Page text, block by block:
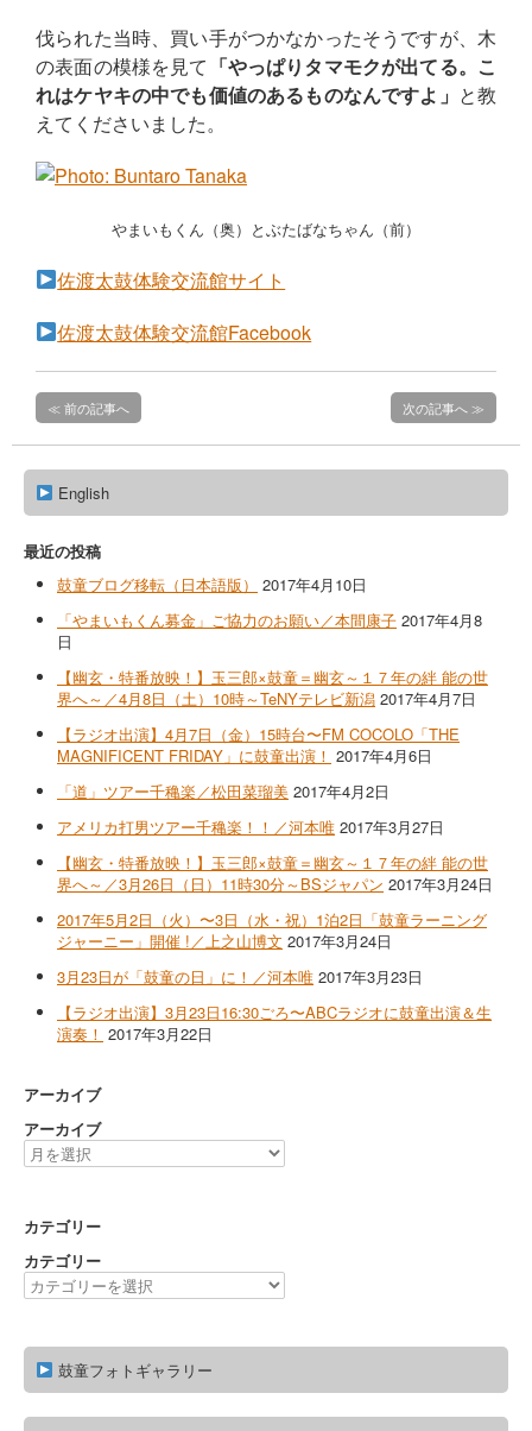
伐られた当時、買い手がつかなかったそうですが、木
の表面の模様を見て 「やっぱりタマモクが出てる。こ
れはケヤキの中でも価値のあるものなんですよ」 と教
えてくださいました。
やまいもくん（奥）とぶたばなちゃん（前）
佐渡太鼓体験交流館サイト
佐渡太鼓体験交流館Facebook
≪ 前の記事へ 次の記事へ ≫
English
最近の投稿
鼓童ブログ移転（日本語版）
2017年4月10日
「やまいもくん募金」ご協力のお願い／本間康子 2017年4月8
日
【幽玄・特番放映！】玉三郎×鼓童＝幽玄～１７年の絆 能の世
界へ～／4月8日（土）10時～TeNYテレビ新潟 2017年4月7日
【ラジオ出演】4月7日（金）15時台〜FM COCOLO「THE
MAGNIFICENT FRIDAY」に鼓童出演！ 2017年4月6日
「道」ツアー千穐楽／松田菜瑠美 2017年4月2日
アメリカ打男ツアー千穐楽！！／河本唯 2017年3月27日
【幽玄・特番放映！】玉三郎×鼓童＝幽玄～１７年の絆 能の世
界へ～／3月26日（日）11時30分～BSジャパン 2017年3月24日
2017年5月2日（火）〜3日（水・祝）1泊2日「鼓童ラーニング
ジャーニー」開催 !／上之山博文 2017年3月24日
3月23日が「鼓童の日」に！／河本唯 2017年3月23日
【ラジオ出演】3月23日16:30ごろ〜ABCラジオに鼓童出演＆生
演奏！ 2017年3月22日
アーカイブ
アーカイブ
カテゴリー
カテゴリー
鼓童フォトギャラリー